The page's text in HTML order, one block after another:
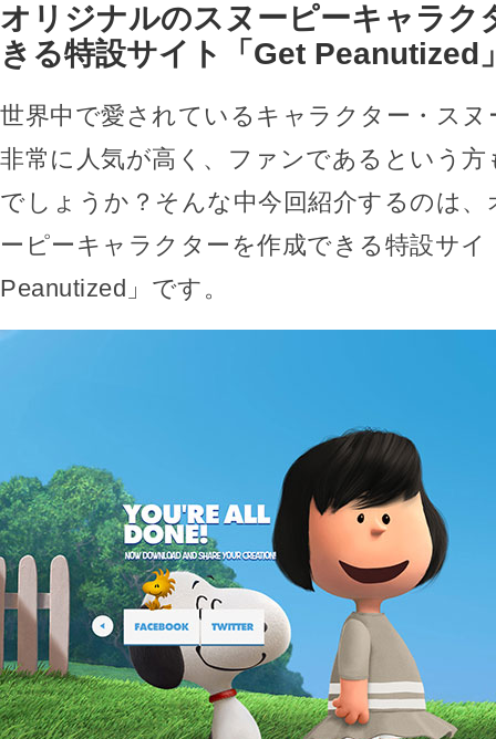
オリジナルのスヌーピーキャラク
きる特設サイト「Get Peanutized
世界中で愛されているキャラクター・スヌ
非常に人気が高く、ファンであるという
でしょうか？そんな中今回紹介するのは
ーピーキャラクターを作成できる特設サイ
Peanutized」です。